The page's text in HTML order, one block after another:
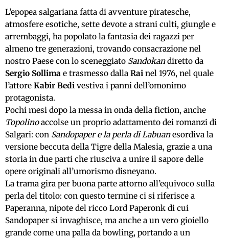
L’epopea salgariana fatta di avventure piratesche,
atmosfere esotiche, sette devote a strani culti, giungle e
arrembaggi, ha popolato la fantasia dei ragazzi per
almeno tre generazioni, trovando consacrazione nel
nostro Paese con lo sceneggiato Sandokandiretto da
Sergio Sollima e trasmesso dalla Rai nel 1976, nel quale
l’attore Kabir Bedi vestiva i panni dell’omonimo
protagonista.
Pochi mesi dopo la messa in onda della fiction, anche
Topolinoaccolse un proprio adattamento dei romanzi di
Salgari: con Sandopaper e la perla di Labuanesordiva la
versione beccuta della Tigre della Malesia, grazie a una
storia in due parti che riusciva a unire il sapore delle
opere originali all’umorismo disneyano.
La trama gira per buona parte attorno all’equivoco sulla
perla del titolo: con questo termine ci si riferisce a
Paperanna, nipote del ricco Lord Paperonk di cui
Sandopaper si invaghisce, ma anche a un vero gioiello
grande come una palla da bowling, portando a un